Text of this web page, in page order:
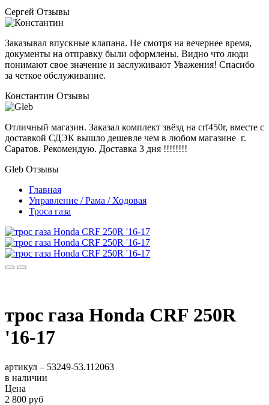
Сергей Отзывы
Заказывал впускные клапана. Не смотря на вечернее время,
документы на отправку были оформлены. Видно что люди
понимают свое значение и заслуживают Уважения! Спасибо
за четкое обслуживание.
Константин Отзывы
Отличный магазин. Заказал комплект звёзд на crf450r, вместе с
доставкой СДЭК вышло дешевле чем в любом магазине г.
Саратов. Рекомендую. Доставка 3 дня !!!!!!!!
Gleb Отзывы
Главная
Управление / Рама / Ходовая
Троса газа
трос газа Honda CRF 250R
'16-17
артикул – 53249-53.112063
в наличии
Цена
2 800 руб